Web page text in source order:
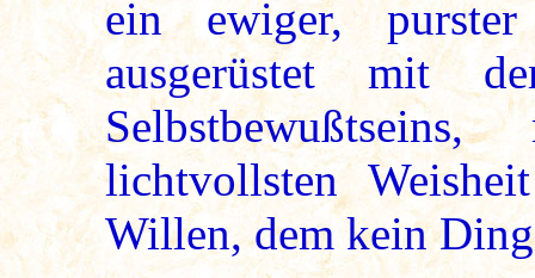
ein ewiger,
ausgerüstet mit
lichtvollsten
Willen, dem kein